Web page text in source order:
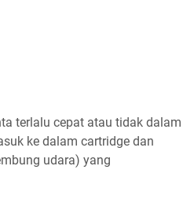
terlalu cepat atau tidak dalam
ke dalam cartridge dan
udara) yang